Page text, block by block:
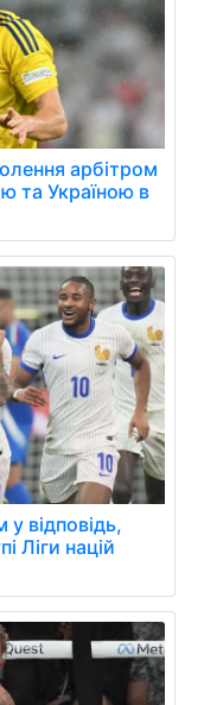
арбітром
та Україною в
у відповідь,
Ліги націй